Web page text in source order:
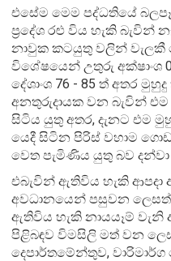
එසේම මෙම පද්ධතියේ
ප්‍රදේශ රළු විය හැකි බැවින්
නාවුක කටයුතු වලින් වැලකී
විශේෂයෙන් උතුරු අක්ෂාංශ
දේශාංශ 76 - 85 ත් අතර
අනතුරුදායක වන බැවින්
සිටිය යුතු අතර, දැනට එම
යෙදී සිටින පිරිස් වහාම
වෙත පැමිණිය යුතු බව
එබැවින් ඇතිවිය හැකි ආපදා
අවධානයෙන් පසුවන ලෙසත්
ඇතිවිය හැකි නායයෑම් වැනි
පිළිබඳව විමසිලි මත් වන
දෙපාර්තමේන්තුව,